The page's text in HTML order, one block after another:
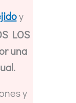
y
LOS
una
y